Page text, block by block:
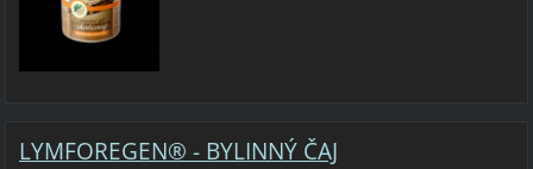
LYMFOREGEN® - BYLINNÝ ČAJ